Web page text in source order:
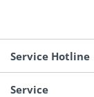
Service Hotline
Service